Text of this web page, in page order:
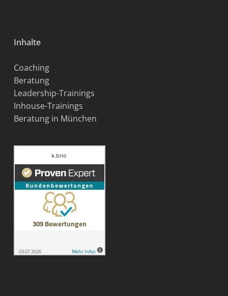
Inhalte
Coaching
Beratung
Leadership-Trainings
Inhouse-Trainings
Beratung in München